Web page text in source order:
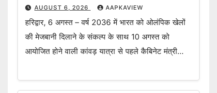
AUGUST 6, 2026 AAPKAVIEW
हरिद्वार, 6 अगस्त – वर्ष 2036 में भारत को ओलंपिक खेलों
की मेजबानी दिलाने के संकल्प के साथ 10 अगस्त को
आयोजित होने वाली कांवड़ यात्रा से पहले कैबिनेट मंत्री…